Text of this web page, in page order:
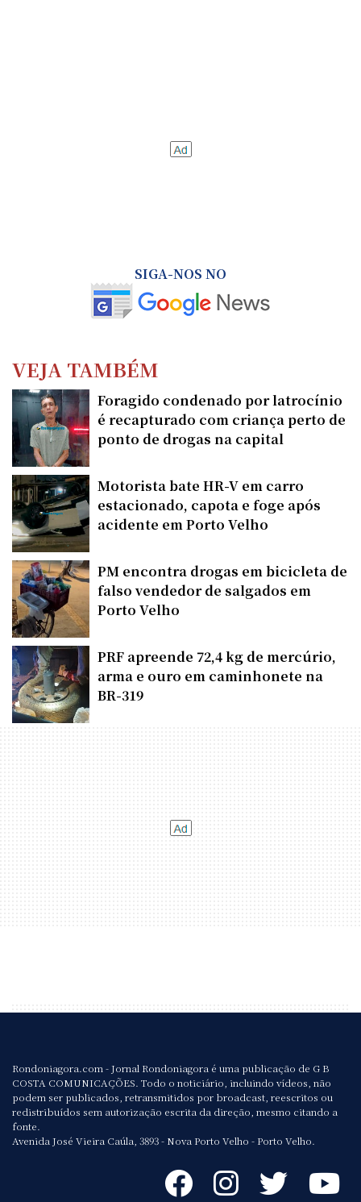
SIGA-NOS NO
VEJA TAMBÉM
Foragido condenado por latrocínio
é recapturado com criança perto de
ponto de drogas na capital
Motorista bate HR-V em carro
estacionado, capota e foge após
acidente em Porto Velho
PM encontra drogas em bicicleta de
falso vendedor de salgados em
Porto Velho
PRF apreende 72,4 kg de mercúrio,
arma e ouro em caminhonete na
BR-319
Rondoniagora.com - Jornal Rondoniagora é uma publicação de G B
COSTA COMUNICAÇÕES. Todo o noticiário, incluindo vídeos, não
podem ser publicados, retransmitidos por broadcast, reescritos ou
redistribuídos sem autorização escrita da direção, mesmo citando a
fonte.
Avenida José Vieira Caúla, 3893 - Nova Porto Velho - Porto Velho.